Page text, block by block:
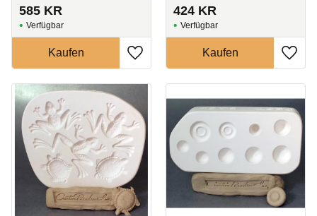
585 KR
Zu Favoriten hinzufügen
424 KR
Zu